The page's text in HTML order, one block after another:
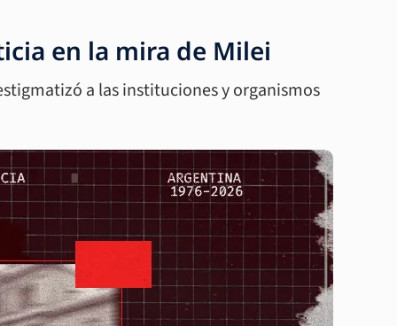
en la mira de Milei
a las instituciones y organismos